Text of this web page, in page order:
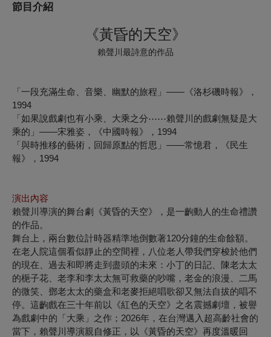
節目介紹
《黃昏的天空》
賴聲川最詩意的作品
「一段充滿生命、音樂、幽默的旅程」——《洛杉磯時報》，
1994
「如果說戲劇也有小乘、大乘之分⋯⋯賴聲川的戲劇無疑是大
乘的」——宋雅姿，《中國時報》，1994
「與時推移的藝術，回歸原點的哲思」——常憶君，《民生
報》，1994
演出內容
賴聲川導演的舞台劇《黃昏的天空》，是一齣動人的生命禮讚
的作品。
舞台上，兩台數位計時器精準地倒數著120分鐘的生命餘額。
在老人院這個看似靜止的空間裡，八位老人帶我們穿梭於他們
的現在、過去和即將走到盡頭的未來：小丁的日記、陳老太太
的梔子花、老李和李太太無可救藥的吵嘴，老金的浪漫、二馬
的微笑、鄧老太太的藥盒和老麥拒絕唱歌卻又無法自拔的唱不
停。這齣戲在三十年前以《紅色的天空》之名震撼劇壇，被譽
為戲劇中的「大乘」之作；2026年，在台灣邁入超高齡社會的
當下，賴聲川導演親自修正，以《黃昏的天空》再度溫暖回